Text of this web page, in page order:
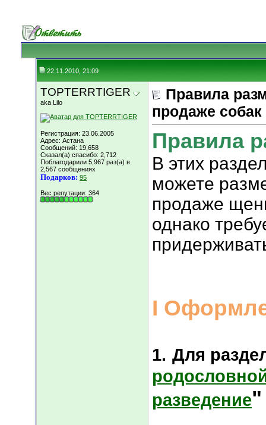
22.11.2010, 21:09
TOPTERRTIGER
aka Lilo
Регистрация: 23.06.2005
Адрес: Астана
Сообщений: 19,658
Сказал(а) спасибо: 2,712
Поблагодарили 5,967 раз(а) в
2,567 сообщениях
Подарков: 95
Вес репутации: 364
Правила
продаже
Правила
В этих
можете
продаже
однако
I
1. Для
разведение"